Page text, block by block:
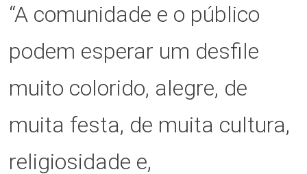
“A comunidade e o público
podem esperar um desfile
muito colorido, alegre, de
muita festa, de muita cultura,
religiosidade e,